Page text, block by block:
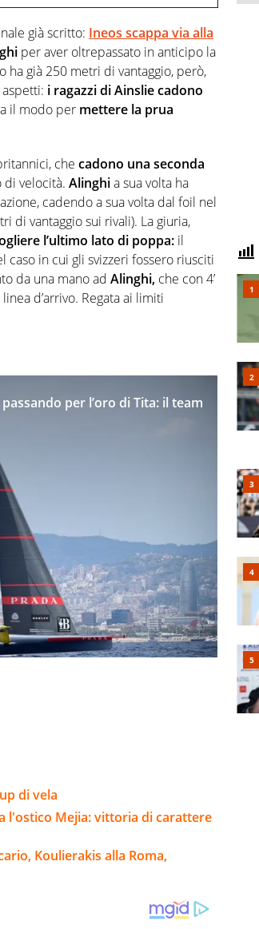
già scritto: Ineos scappa via alla
per aver oltrepassato in anticipo la
già 250 metri di vantaggio, però,
i ragazzi di Ainslie cadono
il modo per mettere la prua
che cadono una seconda
di velocità. Alinghia sua volta ha
cadendo a sua volta dal foil nel
di vantaggio sui rivali). La giuria,
l’ultimo lato di poppa: il
caso in cui gli svizzeri fossero riusciti
da una mano ad Alinghi, che con 4’
d’arrivo. Regata ai limiti
per l’oro di Tita: il team
di vela
l'ostico Mejia: vittoria di carattere
Koulierakis alla Roma,